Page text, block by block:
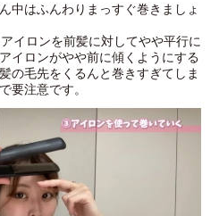
中はふんわりまっすぐ巻きましょ
イロンを前髪に対してやや平行に
イロンがやや前に傾くようにする
の毛先をくるんと巻きすぎてしま
要注意です。